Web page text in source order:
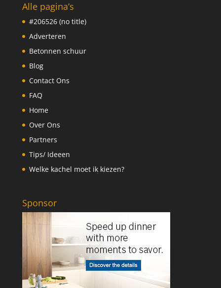
Alle pagina’s
#206526 (no title)
Adverteren
Betonnen schuur
Blog
Contact Ons
FAQ
Home
Over Ons
Partners
Tips/ Ideeen
Welke kachel moet ik kiezen?
Sponsor